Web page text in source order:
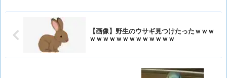
【画像】野生のウサギ見つけたったｗｗｗ
ｗｗｗｗｗｗｗｗｗｗｗｗｗ